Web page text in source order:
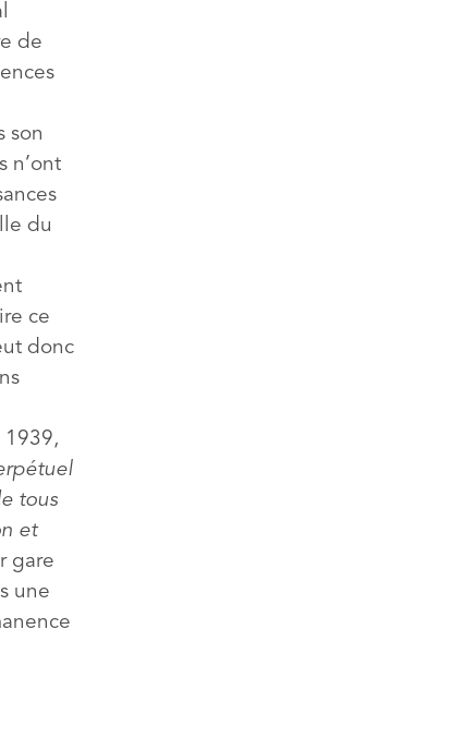
de
son
n’ont
du
ce
donc
1939,
tous
et
gare
une